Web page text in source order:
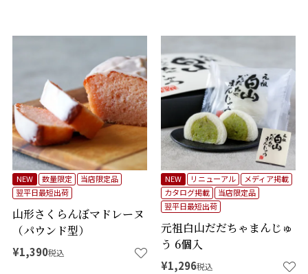
山形さくらんぼマドレーヌ
（パウンド型）
NEW 数量限定
当店限定品
翌平日最短出荷
¥1,390税込
元祖白山だだちゃまんじゅ
う 6個入
NEW リニューアル
メディア掲載
カタログ掲載
当店限定品
翌平日最短出荷
¥1,296税込